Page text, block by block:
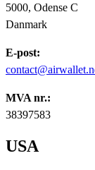
5000, Odense C
Danmark
E-post:
MVA nr.:
38397583
USA